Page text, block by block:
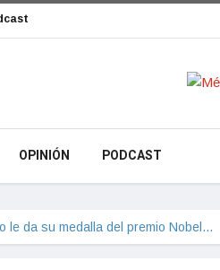
OPINIÓN PODCAST
le da su medalla del premio Nobel…